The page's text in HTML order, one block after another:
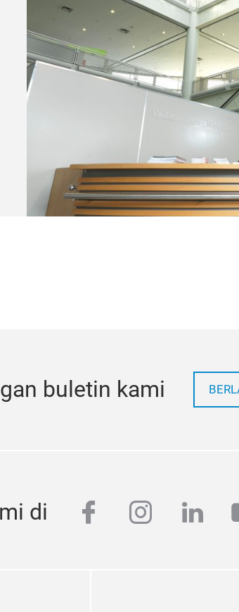
buletin kami
di facebook